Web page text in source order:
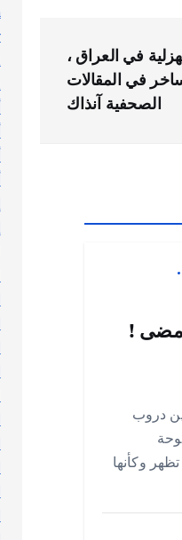
في العراق ،
في المقالات
الصحفية آنذاك
!
دروب
وكأنها